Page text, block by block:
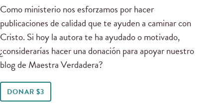
Como ministerio nos esforzamos por hacer
publicaciones de calidad que te ayuden a caminar con
Cristo. Si hoy la autora te ha ayudado o motivado,
¿considerarías hacer una donación para apoyar nuestro
blog de Maestra Verdadera?
DONAR $3